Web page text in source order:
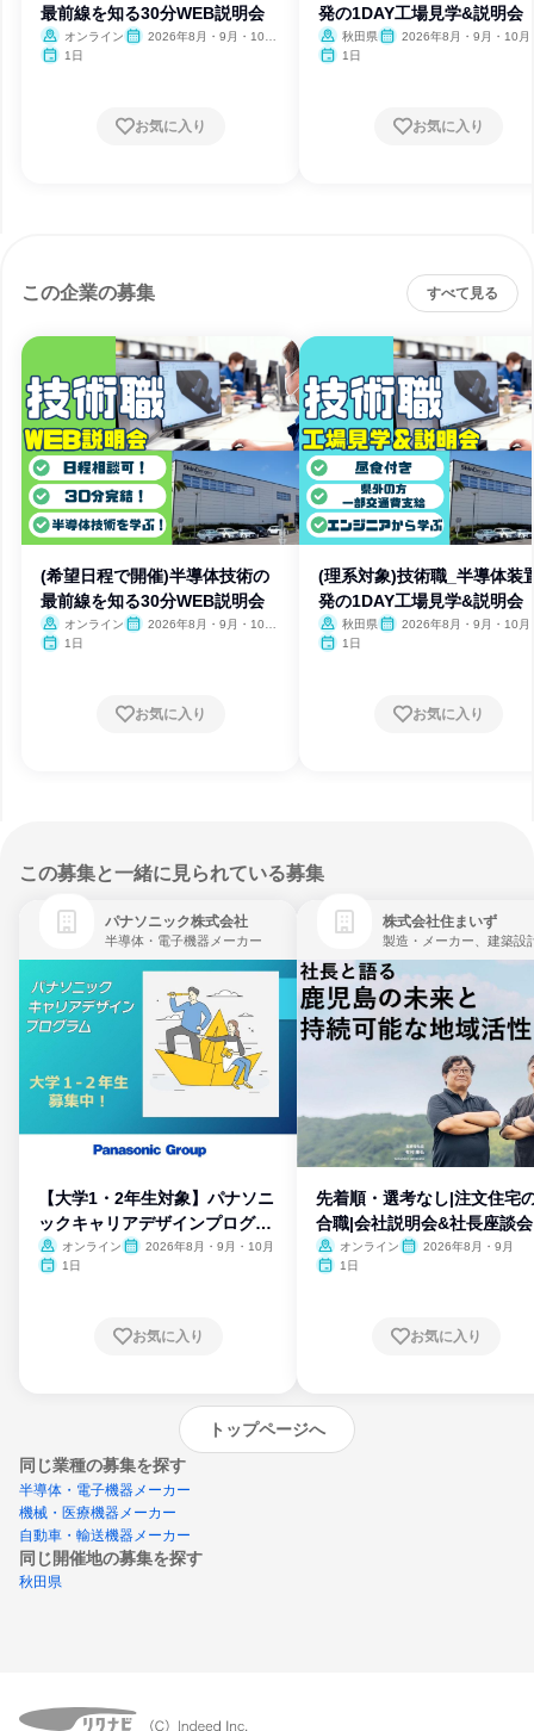
最前線を知る30分WEB説明会
オンライン
2026年8月・9月・10
1日
お気に入り
発の1DAY工場見学&説明会
秋田県
2026年8月・9月・10月
1日
お気に入り
この企業の募集 すべて見る
(希望日程で開催)半導体技術の
最前線を知る30分WEB説明会
オンライン
2026年8月・9月・10
1日
お気に入り
(理系対象)技術職_半導体装
発の1DAY工場見学&説明会
秋田県
2026年8月・9月・10月
1日
お気に入り
この募集と一緒に見られている募集
パナソニック株式会社
半導体・電子機器メーカー
【大学1・2年生対象】パナソニ
ックキャリアデザインプログラ
ム
オンライン
2026年8月・9月・10月
1日
お気に入り
株式会社住まいず
製造・メーカー、建築設
先着順・選考なし|注文住宅
合職|会社説明会&社長座談会
オンライン
2026年8月・9月
1日
お気に入り
トップページへ
同じ業種の募集を探す
半導体・電子機器メーカー
機械・医療機器メーカー
自動車・輸送機器メーカー
同じ開催地の募集を探す
秋田県